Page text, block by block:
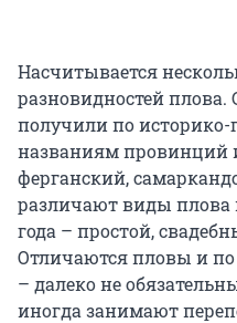
Насчитывается
разновидностей
получили по историко-
названиям провинций
ферганский,
различают виды
года – простой,
Отличаются пловы и
– далеко не
иногда занимают